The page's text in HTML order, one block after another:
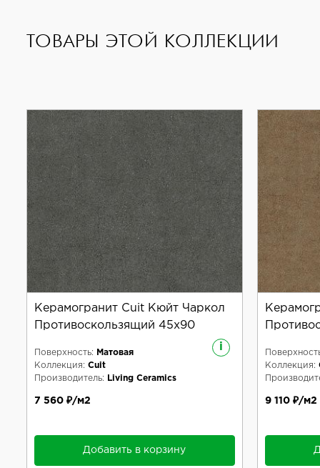
Коллекция Cuit является ярким примером
ТОВАРЫ ЭТОЙ КОЛЛЕКЦИИ
Керамогранит Cuit Кюйт Чаркол
Противоскользящий 45x90
i
Поверхность:
Матовая
Коллекция: Cuit
Производитель:
Living Ceramics
7 560 ₽/м2
Добавить в корзину
Коллекция:
9 110 ₽/м2